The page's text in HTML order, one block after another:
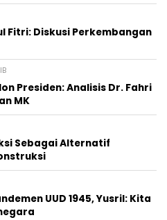
Fitri: Diskusi Perkembangan
Presiden: Analisis Dr. Fahri
MK
Sebagai Alternatif
UUD 1945, Yusril: Kita